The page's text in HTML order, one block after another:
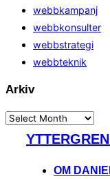
webbkampanj
webbkonsulter
webbstrategi
webbteknik
Arkiv
Arkiv
OM